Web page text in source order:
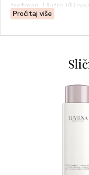
tretman. Ujutro i/ili
savršeno čisto lice,
Pročitaj više